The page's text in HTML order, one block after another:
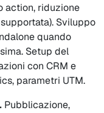
action, riduzione
Sviluppo
quando
Setup del
con CRM e
parametri UTM.
Pubblicazione,